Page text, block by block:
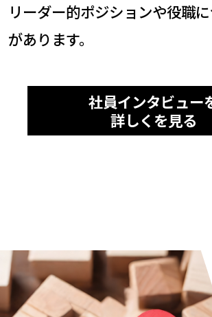
リーダー的ポジションや役職
があります。
社員インタビュー
詳しくを見る